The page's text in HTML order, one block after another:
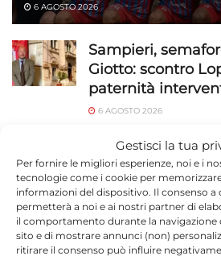
Gestisci la tua
Per fornire le migliori esperienze, noi e i
tecnologie come i cookie per
informazioni del dispositivo. Il consenso a
permetterà a noi e ai nostri partner di
il comportamento durante la navigazione
sito e di mostrare annunci (non)
ritirare il consenso può influire
6 AGOSTO 2026
Sampieri,
Giotto: scontro
paternità
6 AGOSTO 2026
Ragusa, 184
luglio: 1.527
espulsi
6 AGOSTO 2026
Capretta legata